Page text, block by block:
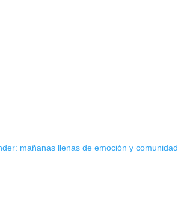
mañanas llenas de emoción y comunidad